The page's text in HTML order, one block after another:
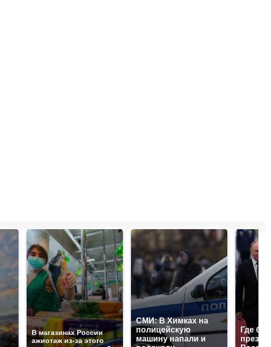
В магазинах России
ажиотаж из-за этого
СМИ: В Химках на
полицейскую
машину напали и
Где